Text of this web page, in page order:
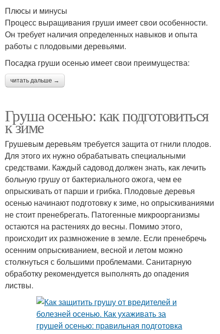
Плюсы и минусы
Процесс выращивания груши имеет свои особенности.
Он требует наличия определенных навыков и опыта
работы с плодовыми деревьями.
Посадка груши осенью имеет свои преимущества:
читать дальше →
Груша осенью: как подготовиться
к зиме
Грушевым деревьям требуется защита от гнили плодов.
Для этого их нужно обрабатывать специальными
средствами. Каждый садовод должен знать, как лечить
больную грушу от бактериального ожога, чем ее
опрыскивать от парши и грибка. Плодовые деревья
осенью начинают подготовку к зиме, но опрыскиваниями
не стоит пренебрегать. Патогенные микроорганизмы
остаются на растениях до весны. Помимо этого,
происходит их размножение в земле. Если пренебречь
осенним опрыскиванием, весной и летом можно
столкнуться с большими проблемами. Санитарную
обработку рекомендуется выполнять до опадения
листвы.